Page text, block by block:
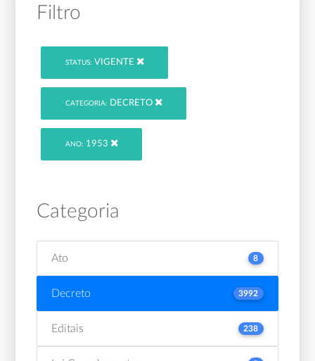
Filtro
STATUS: VIGENTE
CATEGORIA: DECRETO
ANO: 1953
Categoria
Ato 8
Decreto 3992
Editais 238